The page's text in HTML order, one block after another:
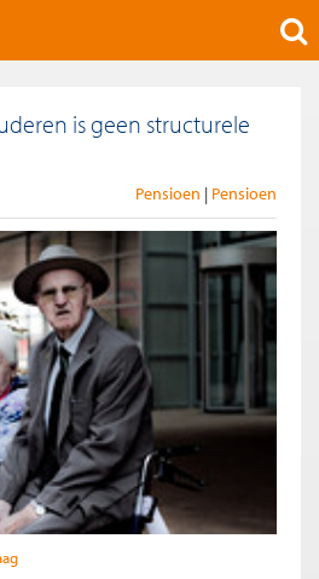
is geen structurele
Pensioen Pensioen